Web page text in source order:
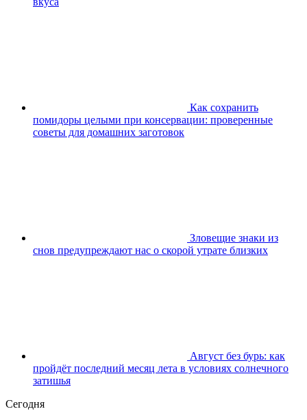
Как сохранить
помидоры целыми при консервации: проверенные
советы для домашних заготовок
Зловещие знаки из
снов предупреждают нас о скорой утрате близких
Август без бурь: как
пройдёт последний месяц лета в условиях солнечного
затишья
Сегодня